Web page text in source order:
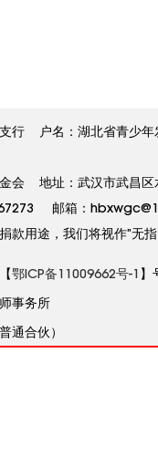
支行 户名：湖北省青
金会 地址：武汉市武昌
邮箱：
款用途，我们将视作”无
鄂ICP备11009662号-1 】
事务所
通合伙）